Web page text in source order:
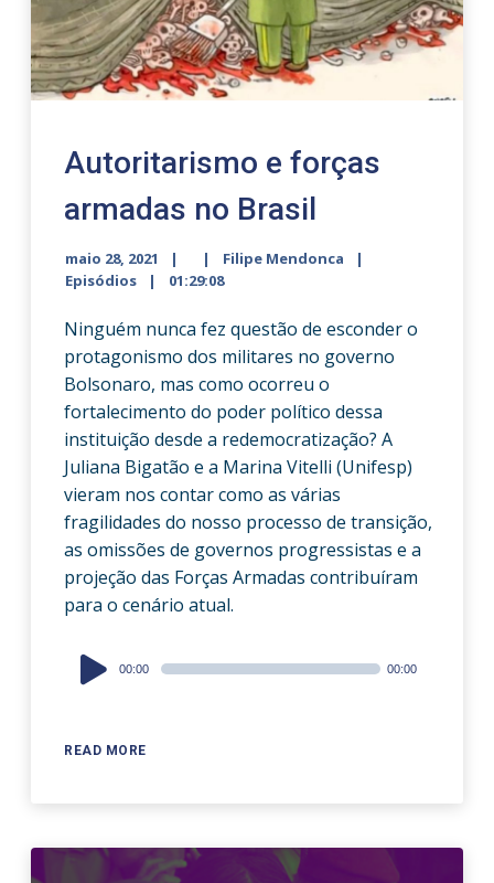
Autoritarismo e forças
armadas no Brasil
maio 28, 2021
Filipe Mendonca
Episódios
01:29:08
Ninguém nunca fez questão de esconder o
protagonismo dos militares no governo
Bolsonaro, mas como ocorreu o
fortalecimento do poder político dessa
instituição desde a redemocratização? A
Juliana Bigatão e a Marina Vitelli (Unifesp)
vieram nos contar como as várias
fragilidades do nosso processo de transição,
as omissões de governos progressistas e a
projeção das Forças Armadas contribuíram
para o cenário atual.
READ MORE
Audio
Player
00:00 00:00